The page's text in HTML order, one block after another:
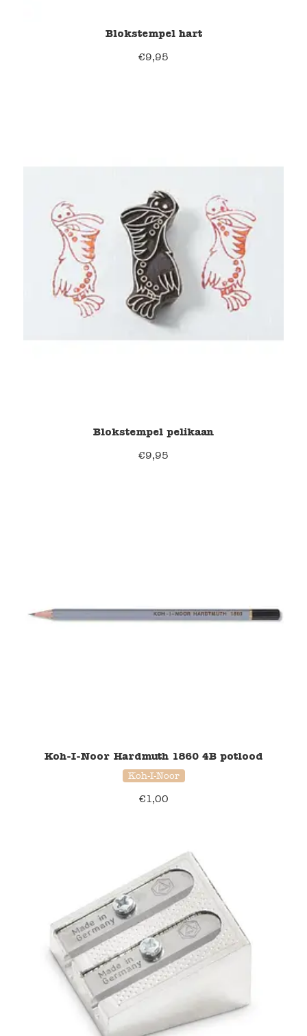
Blokstempel hart
€9,95
Blokstempel pelikaan
€9,95
Koh-I-Noor Hardmuth 1860 4B potlood
Koh-I-Noor
€1,00